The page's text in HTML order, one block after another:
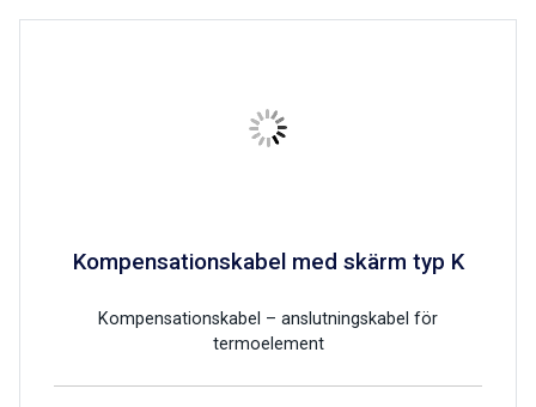
Kompensationskabel med skärm typ K
Kompensationskabel – anslutningskabel för
termoelement